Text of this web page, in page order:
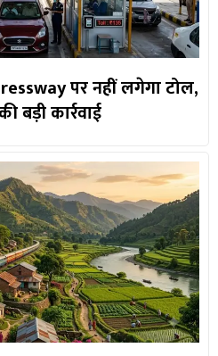
पर नहीं लगेगा टोल,
बड़ी कार्रवाई